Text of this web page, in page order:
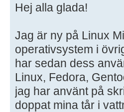
Hej alla glada!
Jag är ny på Linux
operativsystem i
har sedan dess
Linux, Fedora,
jag har använt på
doppat mina tår i